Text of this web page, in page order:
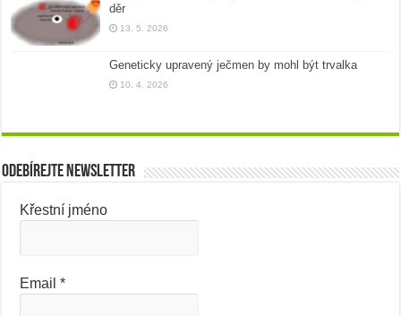
děr
13. 5. 2026
Geneticky upravený ječmen by mohl být trvalka
10. 4. 2026
Odebírejte newsletter
Křestní jméno
Email*